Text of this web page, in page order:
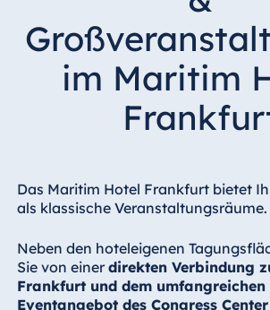
Hotel Bremen
Hotel Darmstadt
Hotel Dresden
Hotel Düsseldorf
Schlossgarten
Fulda
Airport Hotel
Hannover
Hotel Ingolstadt
im Maritim
Das Maritim Hotel Frankfurt bietet
als klassische Veranstaltungsräume.
Neben den hoteleigenen
Sie von einer direkten Verbindung
Frankfurt und dem umfangreichen
Eventangebot des Congress Center